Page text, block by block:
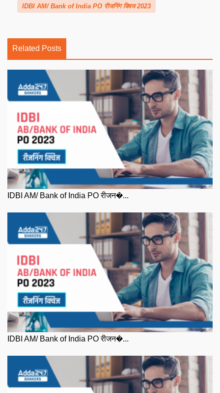
IDBI AM/ Bank of India PO रीजनिंग क्विज 2023
Related Posts
IDBI AM/ Bank of India PO रीजन�...
IDBI AM/ Bank of India PO रीजन�...